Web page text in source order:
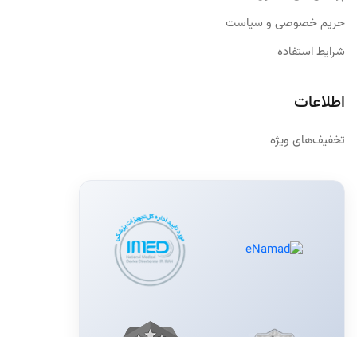
حریم خصوصی و سیاست
شرایط استفاده
اطلاعات
تخفیف‌های ویژه